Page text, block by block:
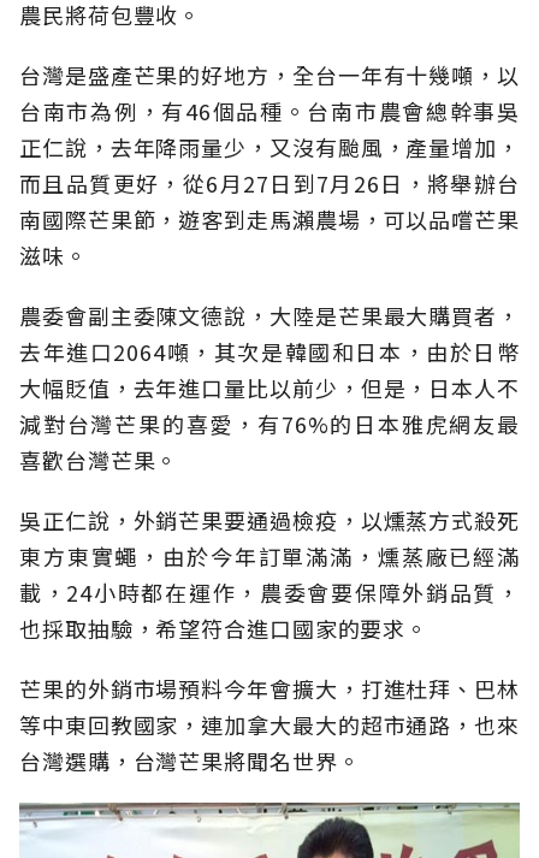
農民將荷包豐收。
台灣是盛產芒果的好地方，全台一年有十幾噸，以
台南市為例，有46個品種。台南市農會總幹事吳
正仁說，去年降雨量少，又沒有颱風，產量增加，
而且品質更好，從6月27日到7月26日，將舉辦台
南國際芒果節，遊客到走馬瀨農場，可以品嚐芒果
滋味。
農委會副主委陳文德說，大陸是芒果最大購買者，
去年進口2064噸，其次是韓國和日本，由於日幣
大幅貶值，去年進口量比以前少，但是，日本人不
減對台灣芒果的喜愛，有76%的日本雅虎網友最
喜歡台灣芒果。
吳正仁說，外銷芒果要通過檢疫，以燻蒸方式殺死
東方東實蠅，由於今年訂單滿滿，燻蒸廠已經滿
載，24小時都在運作，農委會要保障外銷品質，
也採取抽驗，希望符合進口國家的要求。
芒果的外銷市場預料今年會擴大，打進杜拜、巴林
等中東回教國家，連加拿大最大的超市通路，也來
台灣選購，台灣芒果將聞名世界。